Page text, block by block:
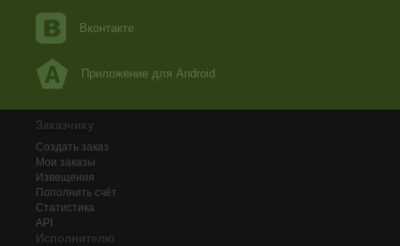
Вконтакте
Приложение для Android
Заказчику
Создать заказ
Мои заказы
Извещения
Пополнить счёт
Статистика
API
Исполнителю